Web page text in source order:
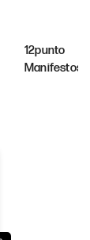
12punto
Manifestosu